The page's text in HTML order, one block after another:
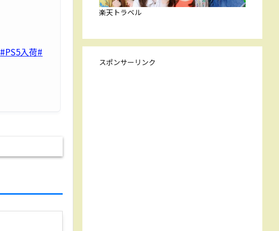
#PS5入荷#
楽天トラベル
スポンサーリンク